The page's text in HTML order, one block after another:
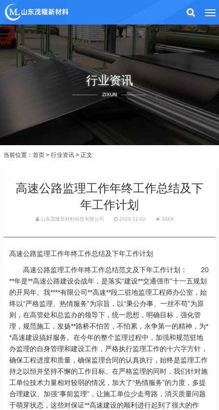
行业资讯
ZIXUN
当前位置： 首页 > 行业资讯 > 正文
高速公路监理工作年终工作总结及下
年工作计划
山东茂隆新材料科技有限公司 2020-12-02 3869
高速公路监理工作年终工作总结及下年工作计划
高速公路监理工作年终工作总结范文及下年工作计划： 20
**年是**高速公路建设会战年，是落实“建设**交通强市”十一五规划
的开局年。我****有限公司**高速**段二驻地监理工程师办公室，始
终以“严格监理、热情服务”为宗旨，以“秉公办事、一丝不苟”为原
则，在高管处和总监办的领导下，统一思想，明确目标，强化管
理，规范施工，发扬**路桥不怕苦，不怕累，永争第一的精神，为*
*高速建设搞好服务。在今年的整个监理过程中，加强和规范驻地
办监理的自身管理和建设工作，严格执行监理工作的十六字方针，
确保工程进度和质量，确保监理合同的认真执行，始终是监理工作
持之以恒并坚持不懈的工作目标。在严格监理的同时，我们针对施
工单位技术力量相对较弱的情况，加大了“热情服务”的力度，多提
合理建议、加强“事前监理”，让施工单位少走弯路，消灭质量问题
于萌芽状态，这些对保证**高速建设的顺利进行起到了很大的作